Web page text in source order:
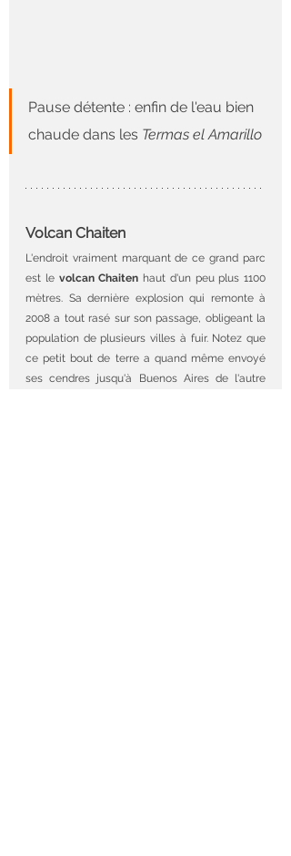
Pause détente : enfin de l'eau bien
chaude dans les Termas el Amarillo
Volcan Chaiten
L'endroit vraiment marquant de ce grand parc
est le volcan Chaiten haut d'un peu plus 1100
mètres. Sa dernière explosion qui remonte à
2008 a tout rasé sur son passage, obligeant la
population de plusieurs villes à fuir. Notez que
ce petit bout de terre a quand même envoyé
ses cendres jusqu'à Buenos Aires de l'autre